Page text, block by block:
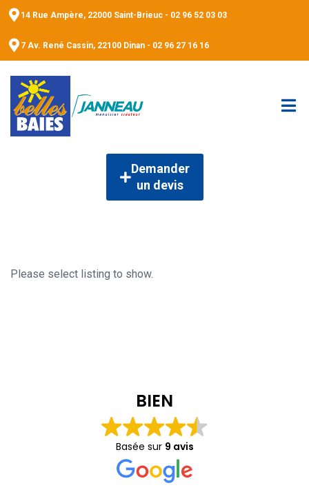
14 Rue Ampère, 22000 Saint-Brieuc - 02 96 52 03 03
7 Av. René Cassin, 22100 Dinan - 02 96 27 16 16
Demander
un devis
Please select listing to show.
BIEN
Basée sur 9 avis